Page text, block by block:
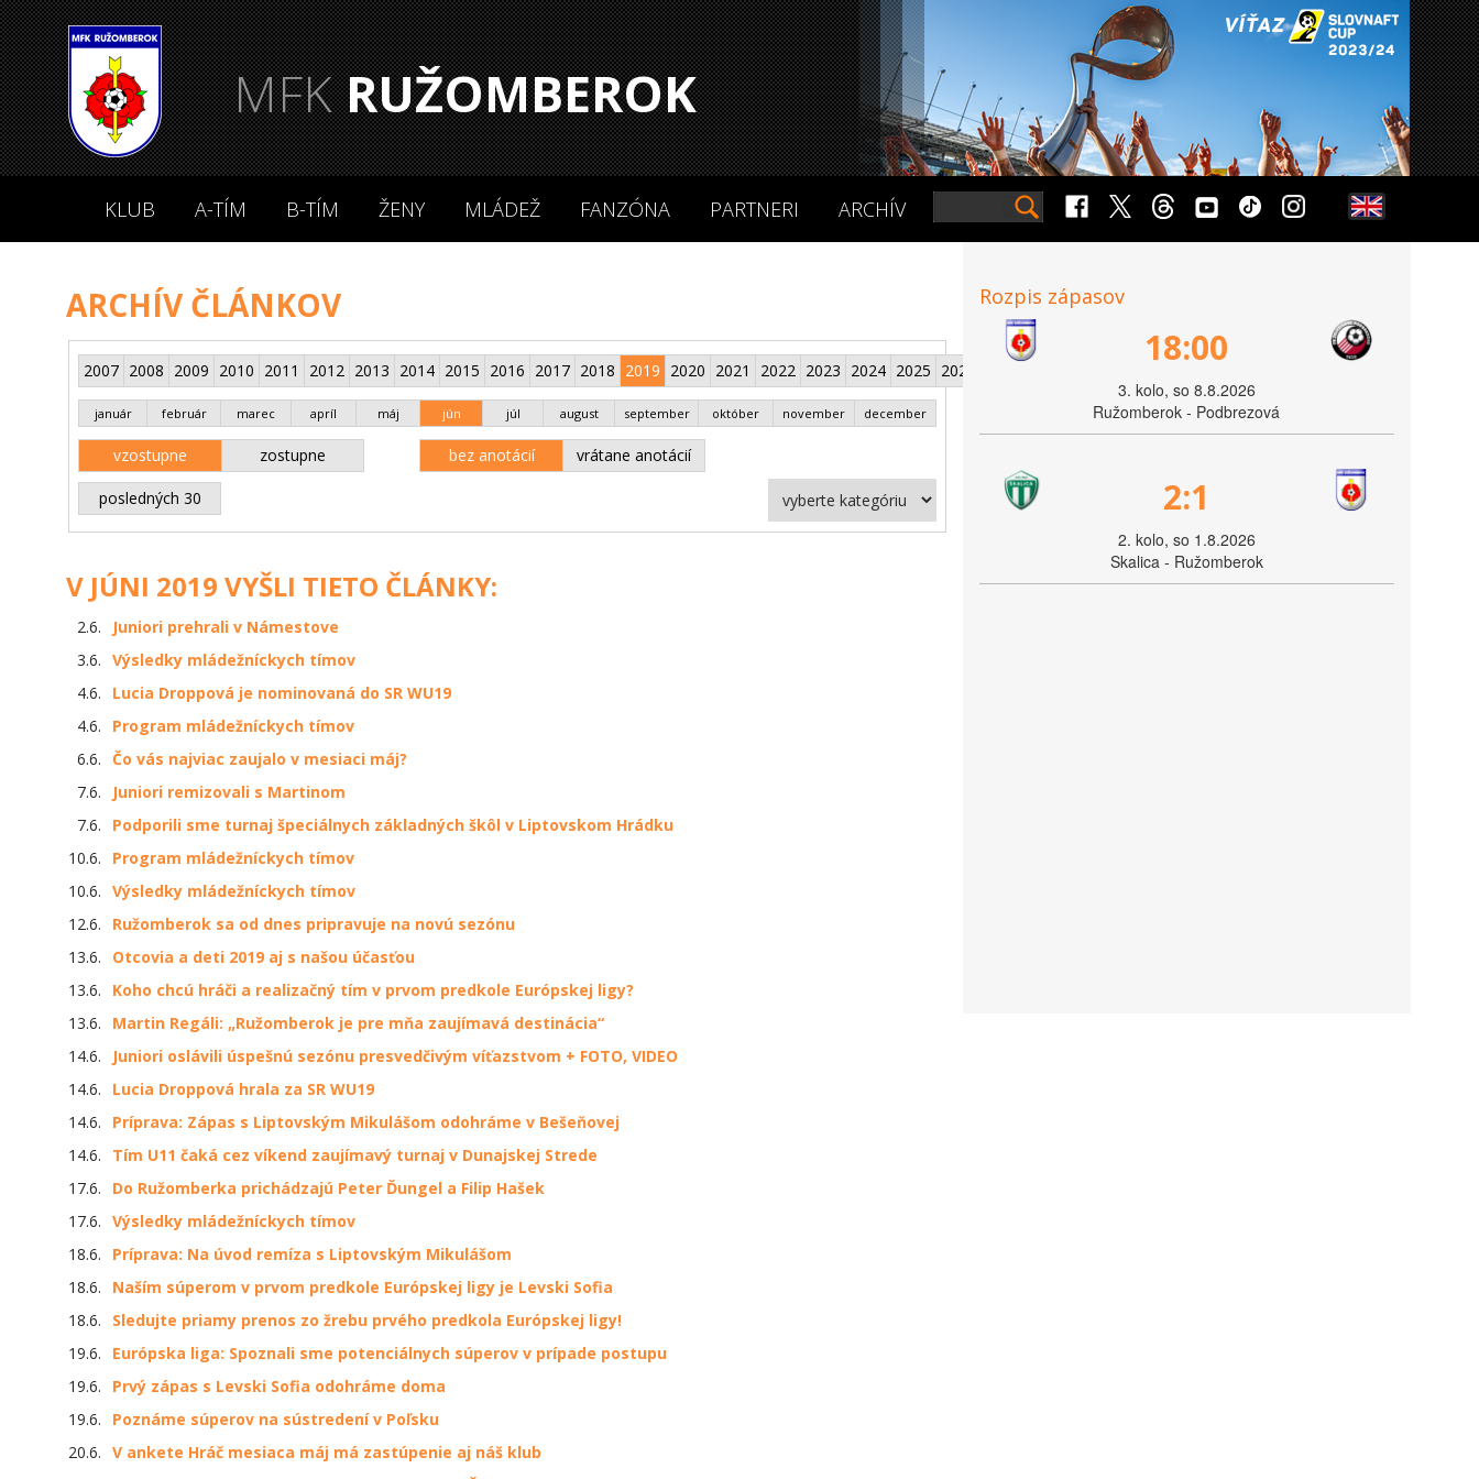
MFKRUŽOMBEROK
KLUB A-TÍM B-TÍM ŽENY MLÁDEŽ FANZÓNA PARTNERI ARCHÍV
ARCHÍV ČLÁNKOV
2007 2008 2009 2010 2011 2012 2013 2014 2015 2016 2017 2018 2019 2020 2021 2022 2023 2024 2025 2026
január február marec apríl máj jún júl august september október november december
vzostupne zostupne bez anotácií vrátane anotácií
posledných 30
V JÚNI 2019 VYŠLI TIETO ČLÁNKY:
2.6.
Juniori prehrali v Námestove
3.6. Výsledky mládežníckych tímov
4.6.
Lucia Droppová je nominovaná do SR WU19
4.6.
Program mládežníckych tímov
6.6. Čo vás najviac zaujalo v mesiaci máj?
7.6.
Juniori remizovali s Martinom
7.6.
Podporili sme turnaj špeciálnych základných škôl v Liptovskom Hrádku
10.6.
Program mládežníckych tímov
10.6. Výsledky mládežníckych tímov
12.6.
Ružomberok sa od dnes pripravuje na novú sezónu
13.6.
Otcovia a deti 2019 aj s našou účasťou
13.6.
Koho chcú hráči a realizačný tím v prvom predkole Európskej ligy?
13.6.
Martin Regáli: „Ružomberok je pre mňa zaujímavá destinácia“
14.6.
Juniori oslávili úspešnú sezónu presvedčivým víťazstvom + FOTO, VIDEO
14.6.
Lucia Droppová hrala za SR WU19
14.6.
Príprava: Zápas s Liptovským Mikulášom odohráme v Bešeňovej
14.6.
Tím U11 čaká cez víkend zaujímavý turnaj v Dunajskej Strede
17.6.
Do Ružomberka prichádzajú Peter Ďungel a Filip Hašek
17.6. Výsledky mládežníckych tímov
18.6.
Príprava: Na úvod remíza s Liptovským Mikulášom
18.6.
Naším súperom v prvom predkole Európskej ligy je Levski Sofia
18.6.
Sledujte priamy prenos zo žrebu prvého predkola Európskej ligy!
19.6.
Európska liga: Spoznali sme potenciálnych súperov v prípade postupu
19.6.
Prvý zápas s Levski Sofia odohráme doma
19.6.
Poznáme súperov na sústredení v Poľsku
20.6. V ankete Hráč mesiaca máj má zastúpenie aj náš klub
Rozpis zápasov
18:00
3. kolo, so 8.8.2026
Ružomberok - Podbrezová
2:1
2. kolo, so 1.8.2026
Skalica - Ružomberok